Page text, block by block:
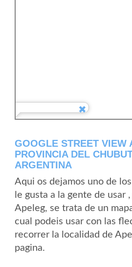
GOOGLE STREET VIEW
PROVINCIA DEL
ARGENTINA
Aqui os dejamos uno de
le gusta a la gente de usar
Apeleg, se trata de un
cual podeis usar con las
recorrer la localidad de
pagina.